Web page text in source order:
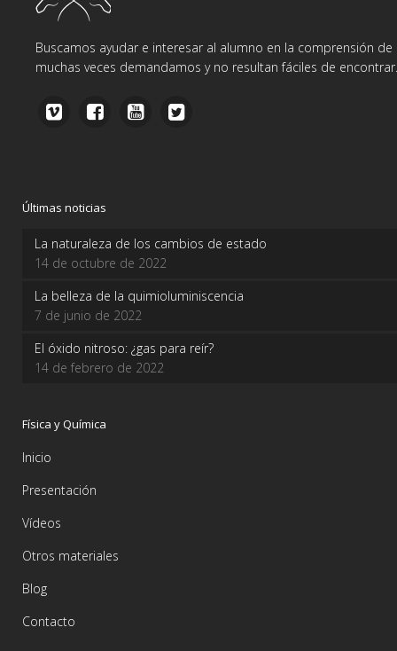
Buscamos ayudar e interesar al alumno en la comprensión
muchas veces demandamos y no resultan fáciles de encontrar.
Últimas noticias
La naturaleza de los cambios de estado
14 de octubre de 2022
La belleza de la quimioluminiscencia
7 de junio de 2022
El óxido nitroso: ¿gas para reír?
14 de febrero de 2022
Física y Química
Inicio
Presentación
Vídeos
Otros materiales
Blog
Contacto